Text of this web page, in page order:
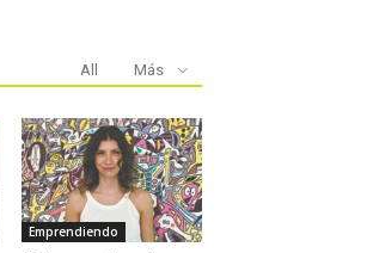
All Más
Emprendiendo